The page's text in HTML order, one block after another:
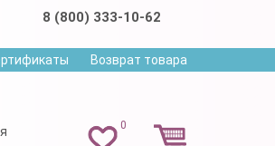
8 (800) 333-10-62
Возврат товара
0